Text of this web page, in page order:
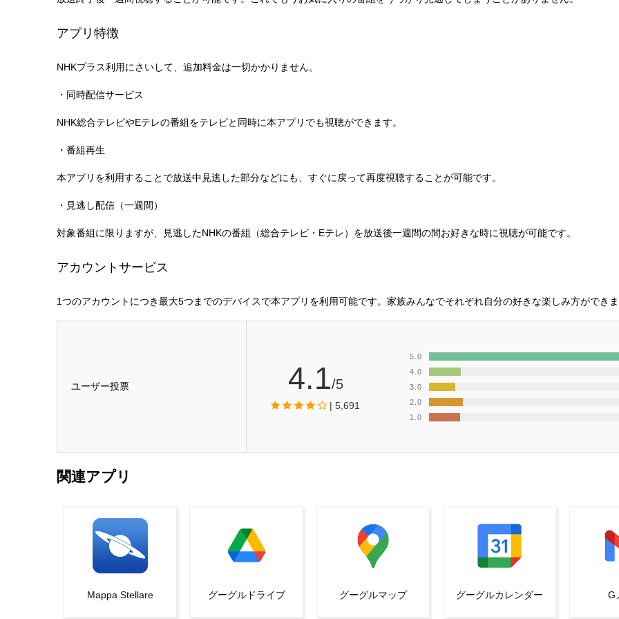
アプリ特徴
NHKプラス利用にさいして、追加料金は一切かかりません。
・同時配信サービス
NHK総合テレビやEテレの番組をテレビと同時に本アプリでも視聴ができます。
・番組再生
本アプリを利用することで放送中見逃した部分などにも、すぐに戻って再度視聴することが可能です。
・見逃し配信（一週間）
対象番組に限りますが、見逃したNHKの番組（総合テレビ・Eテレ）を放送後一週間の間お好きな時に視聴が可能です。
アカウントサービス
1つのアカウントにつき最大5つまでのデバイスで本アプリを利用可能です。家族みんなでそれぞれ自分の好きな楽しみ方ができ
ユーザー投票 4.1/5
| 5,691
5.0
4.0
3.0
2.0
1.0
関連アプリ
Mappa Stellare グーグルドライブ グーグルマップ グーグルカレンダー G